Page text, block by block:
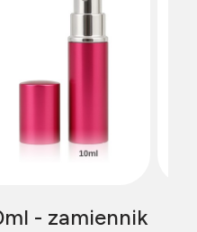
- zamiennik